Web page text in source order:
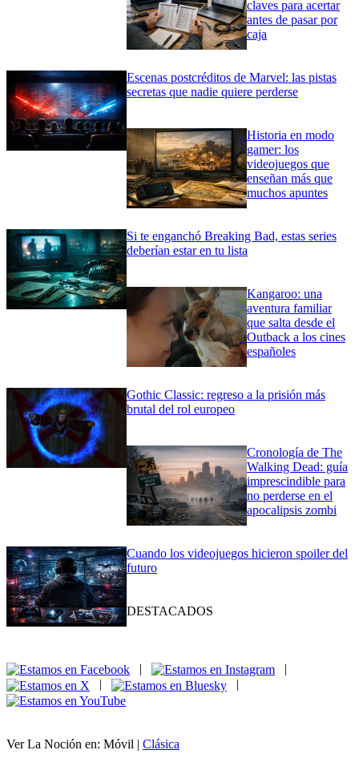
claves para acertar
antes de pasar por
caja
Escenas postcréditos de Marvel: las pistas
secretas que nadie quiere perderse
Historia en modo
gamer: los
videojuegos que
enseñan más que
muchos apuntes
Si te enganchó Breaking Bad, estas series
deberían estar en tu lista
Kangaroo: una
aventura familiar
que salta desde el
Outback a los cines
españoles
Gothic Classic: regreso a la prisión más
brutal del rol europeo
Cronología de The
Walking Dead: guía
imprescindible para
no perderse en el
apocalipsis zombi
Cuando los videojuegos hicieron spoiler del
futuro
DESTACADOS
|
|
Ver La Noción en: Móvil | Clásica